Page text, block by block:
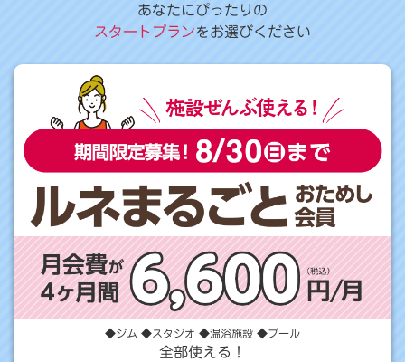
あなたにぴったりの
スタートプランをお選びください
◆ジム ◆スタジオ ◆温浴施設 ◆プール
全部使える！